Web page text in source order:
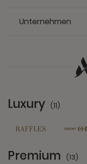
Unternehmen
Luxury (11)
Premium (13)